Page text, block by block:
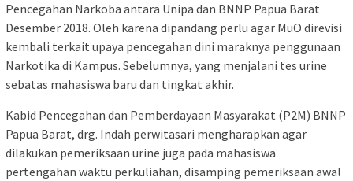
Pencegahan Narkoba antara Unipa dan BNNP Papua Barat
Desember 2018. Oleh karena dipandang perlu agar MuO direvisi
kembali terkait upaya pencegahan dini maraknya penggunaan
Narkotika di Kampus. Sebelumnya, yang menjalani tes urine
sebatas mahasiswa baru dan tingkat akhir.
Kabid Pencegahan dan Pemberdayaan Masyarakat (P2M) BNNP
Papua Barat, drg. Indah perwitasari mengharapkan agar
dilakukan pemeriksaan urine juga pada mahasiswa
pertengahan waktu perkuliahan, disamping pemeriksaan awal